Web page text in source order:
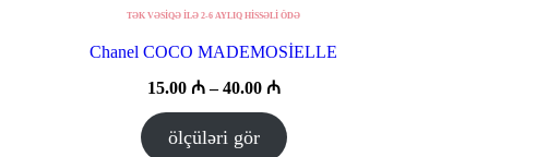
TƏK VƏSİQƏ İLƏ 2-6 AYLIQ HİSSƏLİ ÖDƏ
Chanel COCO MADEMOSİELLE
15.00 ₼ –40.00 ₼Fiyat
15.00 ₼
–
ölçüləri gör